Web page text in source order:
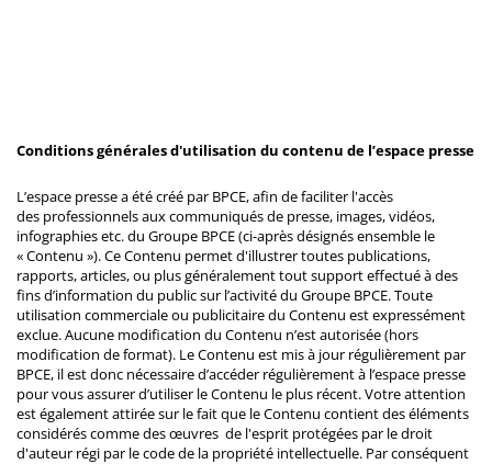
Conditions générales d'utilisation du contenu de l’espace presse
L’espace presse a été créé par BPCE, afin de faciliter l'accès
des professionnels aux communiqués de presse, images, vidéos,
infographies etc. du Groupe BPCE (ci-après désignés ensemble le
« Contenu »). Ce Contenu permet d'illustrer toutes publications,
rapports, articles, ou plus généralement tout support effectué à des
fins d’information du public sur l’activité du Groupe BPCE. Toute
utilisation commerciale ou publicitaire du Contenu est expressément
exclue. Aucune modification du Contenu n’est autorisée (hors
modification de format). Le Contenu est mis à jour régulièrement par
BPCE, il est donc nécessaire d’accéder régulièrement à l’espace presse
pour vous assurer d’utiliser le Contenu le plus récent. Votre attention
est également attirée sur le fait que le Contenu contient des éléments
considérés comme des œuvres de l'esprit protégées par le droit
d'auteur régi par le code de la propriété intellectuelle. Par conséquent